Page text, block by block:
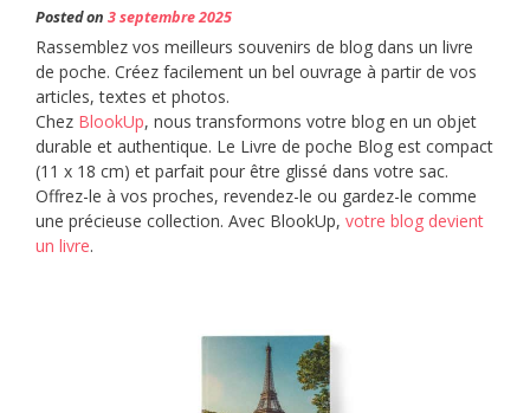
Posted on 3 septembre 2025
Rassemblez vos meilleurs souvenirs de blog dans un livre
de poche. Créez facilement un bel ouvrage à partir de vos
articles, textes et photos.
Chez BlookUp, nous transformons votre blog en un objet
durable et authentique. Le Livre de poche Blog est compact
(11 x 18 cm) et parfait pour être glissé dans votre sac.
Offrez-le à vos proches, revendez-le ou gardez-le comme
une précieuse collection. Avec BlookUp, votre blog devient
un livre.